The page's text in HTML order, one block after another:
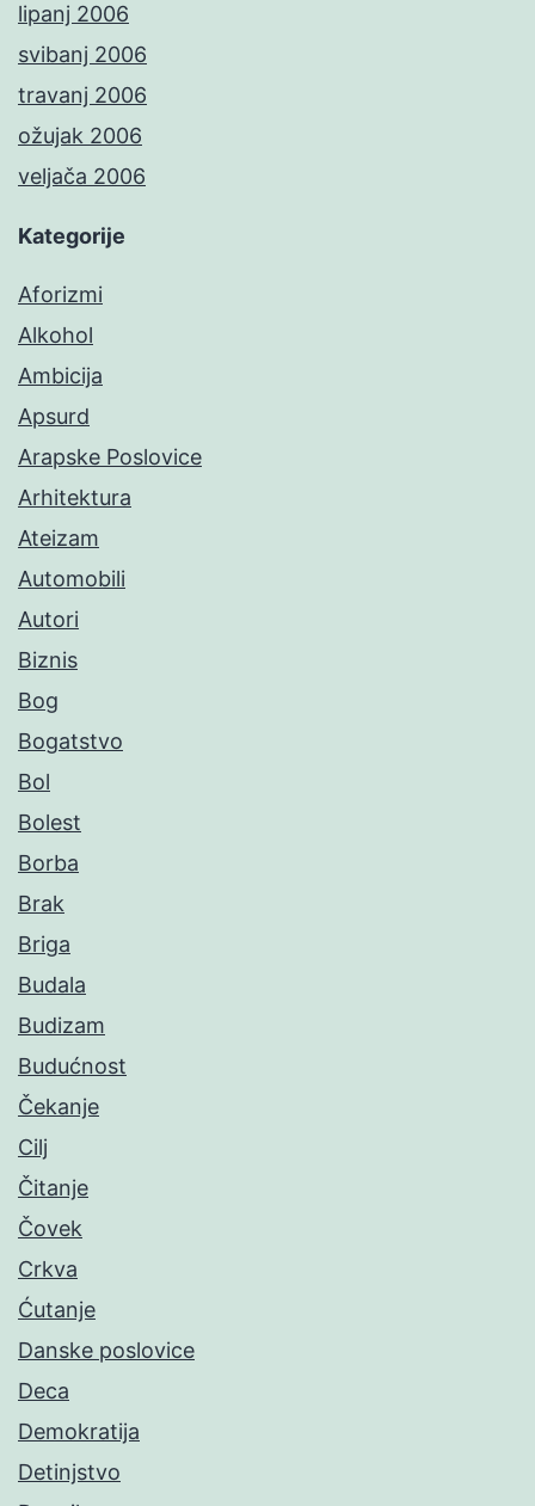
lipanj 2006
svibanj 2006
travanj 2006
ožujak 2006
veljača 2006
Kategorije
Aforizmi
Alkohol
Ambicija
Apsurd
Arapske Poslovice
Arhitektura
Ateizam
Automobili
Autori
Biznis
Bog
Bogatstvo
Bol
Bolest
Borba
Brak
Briga
Budala
Budizam
Budućnost
Čekanje
Cilj
Čitanje
Čovek
Crkva
Ćutanje
Danske poslovice
Deca
Demokratija
Detinjstvo